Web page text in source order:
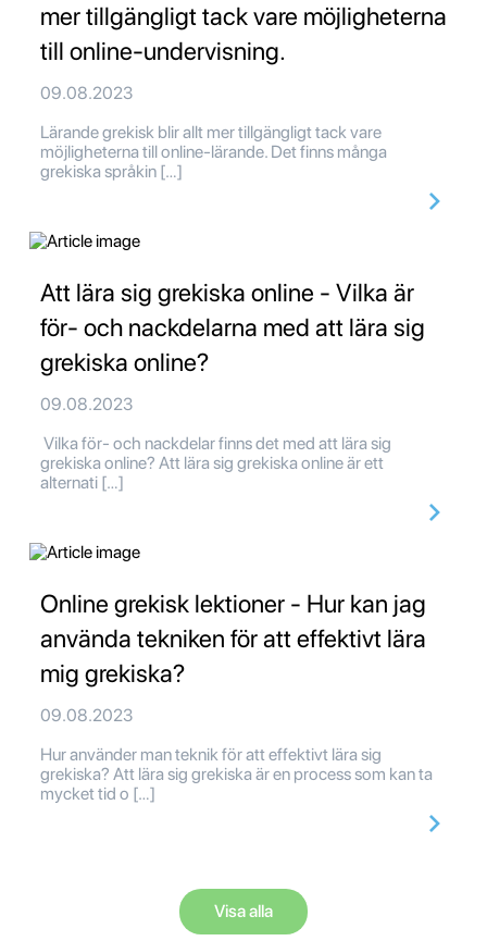
mer tillgängligt tack vare möjligheterna
till online-undervisning.
09.08.2023
Lärande grekisk blir allt mer tillgängligt tack vare
möjligheterna till online-lärande. Det finns många
grekiska språkin […]
Att lära sig grekiska online - Vilka är
för- och nackdelarna med att lära sig
grekiska online?
09.08.2023
Vilka för- och nackdelar finns det med att lära sig
grekiska online? Att lära sig grekiska online är ett
alternati […]
Online grekisk lektioner - Hur kan jag
använda tekniken för att effektivt lära
mig grekiska?
09.08.2023
Hur använder man teknik för att effektivt lära sig
grekiska? Att lära sig grekiska är en process som kan ta
mycket tid o […]
Visa alla